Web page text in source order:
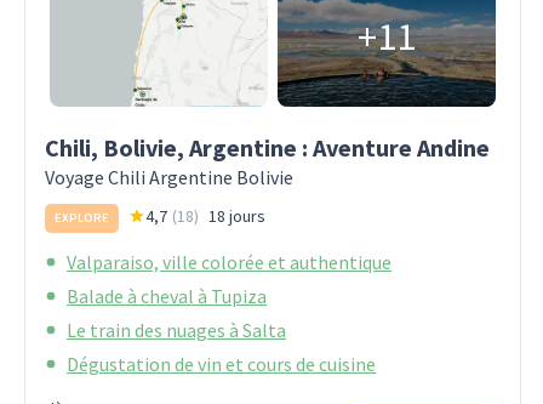
+11
Chili, Bolivie, Argentine : Aventure Andine
Voyage Chili Argentine Bolivie
EXPLORE 4,7 (18) 18 jours
Valparaiso, ville colorée et authentique
Balade à cheval à Tupiza
Le train des nuages à Salta
Dégustation de vin et cours de cuisine